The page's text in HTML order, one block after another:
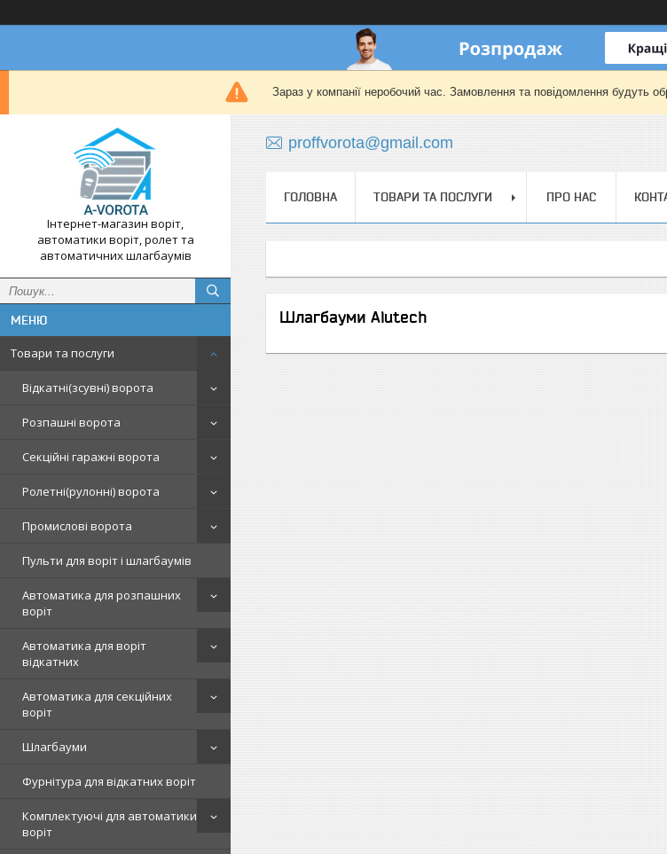
Зараз у компанії неробочий час. Замовлення та повідомлення будуть
Інтернет-магазин воріт,
автоматики воріт, ролет та
автоматичних шлагбаумів
Товари та послуги
Відкатні(зсувні) ворота
Розпашні ворота
Секційні гаражні ворота
Ролетні(рулонні) ворота
Промислові ворота
Пульти для воріт і шлагбаумів
Автоматика для розпашних
воріт
Автоматика для воріт
відкатних
Автоматика для секційних
воріт
Шлагбауми
Фурнітура для відкатних воріт
Комплектуючі для автоматики
воріт
proffvorota@gmail.com
ГОЛОВНА ТОВАРИ ТА ПОСЛУГИ ПРО НАС
Шлагбауми Alutech